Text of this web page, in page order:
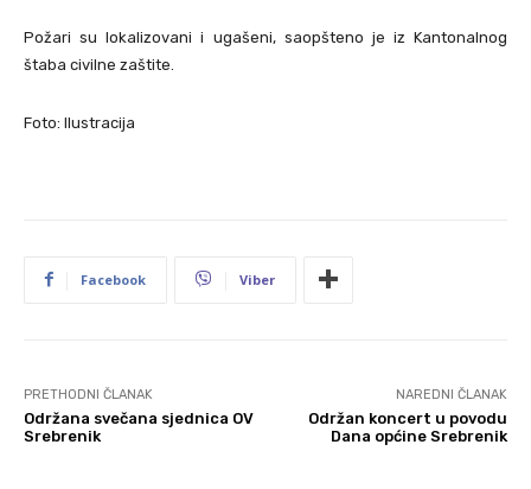
Požari su lokalizovani i ugašeni, saopšteno je iz Kantonalnog
štaba civilne zaštite.
Foto: Ilustracija
Facebook Viber
PRETHODNI ČLANAK
Održana svečana sjednica OV
Srebrenik
NAREDNI ČLANAK
Održan koncert u povodu
Dana općine Srebrenik